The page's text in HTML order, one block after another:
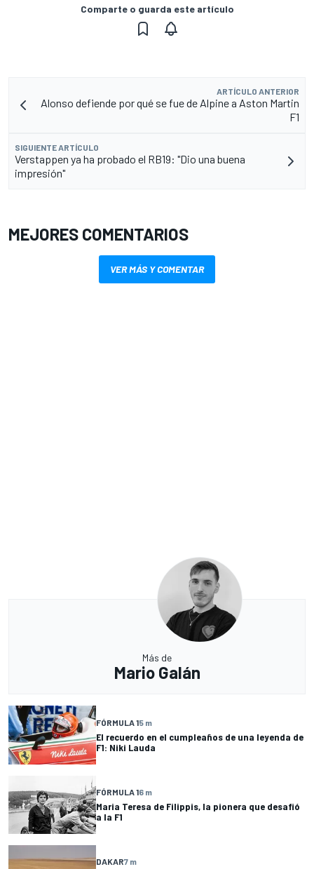
Comparte o guarda este artículo
ARTÍCULO ANTERIOR
Alonso defiende por qué se fue de Alpine a Aston Martin
F1
SIGUIENTE ARTÍCULO
Verstappen ya ha probado el RB19: "Dio una buena
impresión"
MEJORES COMENTARIOS
VER MÁS Y COMENTAR
Más de
Mario Galán
FÓRMULA 15 m
El recuerdo en el cumpleaños de una leyenda de
F1: Niki Lauda
FÓRMULA 16 m
Maria Teresa de Filippis, la pionera que desafió
a la F1
DAKAR7 m